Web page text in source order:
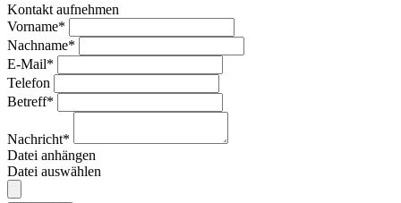
Kontakt aufnehmen
Vorname*
Nachname*
E-Mail*
Telefon
Betreff*
Nachricht*
Datei anhängen
Datei auswählen